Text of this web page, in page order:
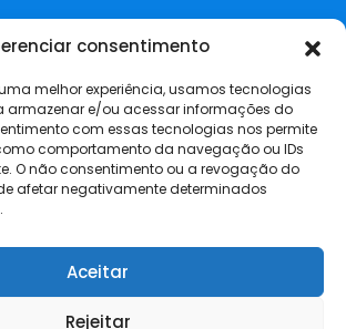
consentimento
melhor experiência, usamos tecnologias
armazenar e/ou acessar informações do
com essas tecnologias nos permite
comportamento da navegação ou IDs
O não consentimento ou a revogação do
afetar negativamente determinados
Aceitar
Rejeitar
os Direitos Reservados para
Camburi